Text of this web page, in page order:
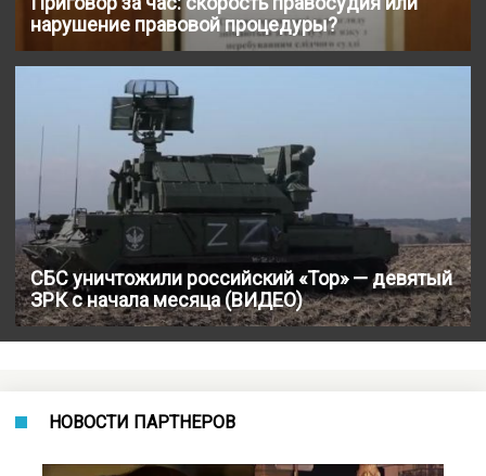
нарушение правовой процедуры?
СБС уничтожили российский «Тор» — девятый
ЗРК с начала месяца (ВИДЕО)
НОВОСТИ ПАРТНЕРОВ